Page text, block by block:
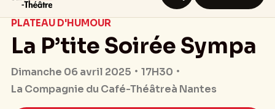
PLATEAU D'HUMOUR
La P’tite Soirée Sympa
Dimanche 06 avril 2025
17H30
La Compagnie du Café-Théâtreà Nantes